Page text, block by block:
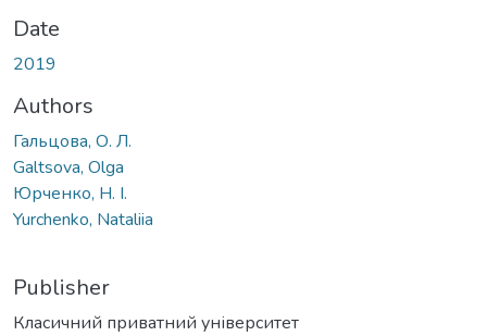
Date
2019
Authors
Гальцова, О. Л.
Galtsova, Olga
Юрченко, Н. І.
Yurchenko, Nataliia
Publisher
Класичний приватний університет